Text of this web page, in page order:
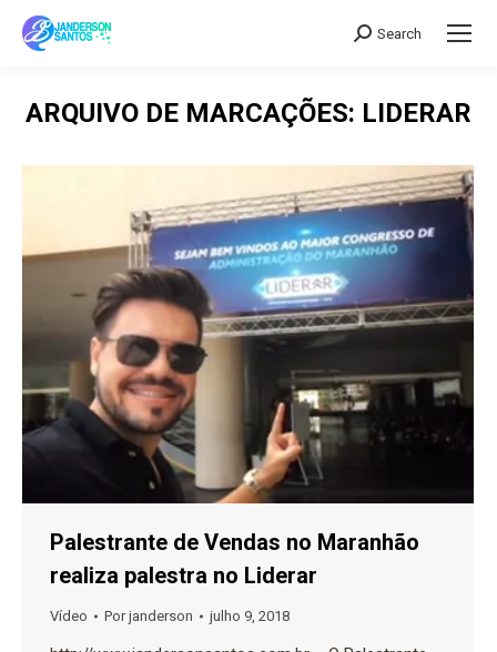
Search:
Search
ARQUIVO DE MARCAÇÕES: LIDERAR
Palestrante de Vendas no Maranhão
realiza palestra no Liderar
Vídeo Porjanderson julho 9, 2018